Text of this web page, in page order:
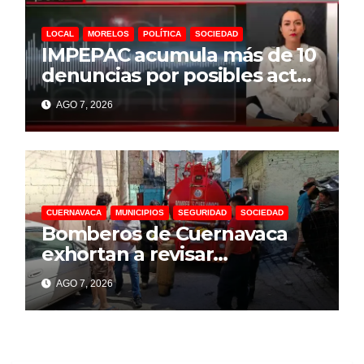
LOCAL MORELOS POLÍTICA SOCIEDAD
IMPEPAC acumula más de 10
denuncias por posibles actos
anticipados de campaña
rumbo a 2027
AGO 7, 2026
CUERNAVACA MUNICIPIOS SEGURIDAD SOCIEDAD
Bomberos de Cuernavaca
exhortan a revisar
instalaciones de gas para
prevenir incidentes
AGO 7, 2026